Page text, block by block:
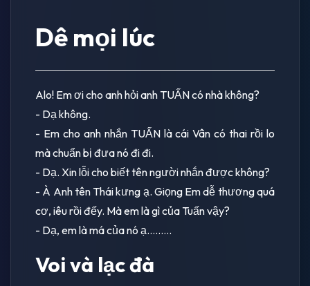
Dê mọi lúc
Alo! Em ơi cho anh hỏi anh TUẤN có nhà không?
- Dạ không.
- Em cho anh nhắn TUẤN là cái Vân có thai rồi lo
mà chuẩn bị đưa nó đi đi.
- Dạ. Xin lỗi cho biết tên người nhắn được không?
- À Anh tên Thái kưng ạ. Giọng Em dễ thương quá
cơ, iêu rồi đếy. Mà em là gì của Tuấn vậy?
- Dạ, em là má của nó ạ.........
Voi và lạc đà